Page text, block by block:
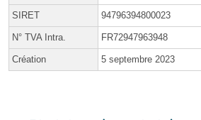
SIRET 94796394800023
N° TVA Intra. FR72947963948
Création 5 septembre 2023